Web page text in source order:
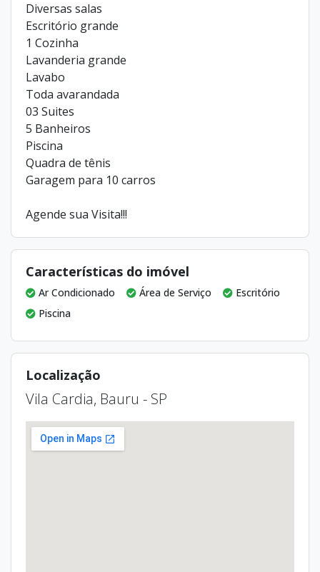
Diversas salas
Escritório grande
1 Cozinha
Lavanderia grande
Lavabo
Toda avarandada
03 Suites
5 Banheiros
Piscina
Quadra de tênis
Garagem para 10 carros
Agende sua Visita!!!
Características do imóvel
Ar Condicionado Área de Serviço
Escritório
Piscina
Localização
Vila Cardia, Bauru - SP